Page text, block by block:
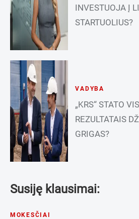
INVESTUOJA Į
STARTUOLIUS?
VADYBA
„KRS“ STATO
REZULTATAIS
GRIGAS?
Susiję klausimai:
MOKESČIAI